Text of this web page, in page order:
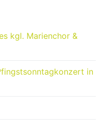
kgl. Marienchor &
in